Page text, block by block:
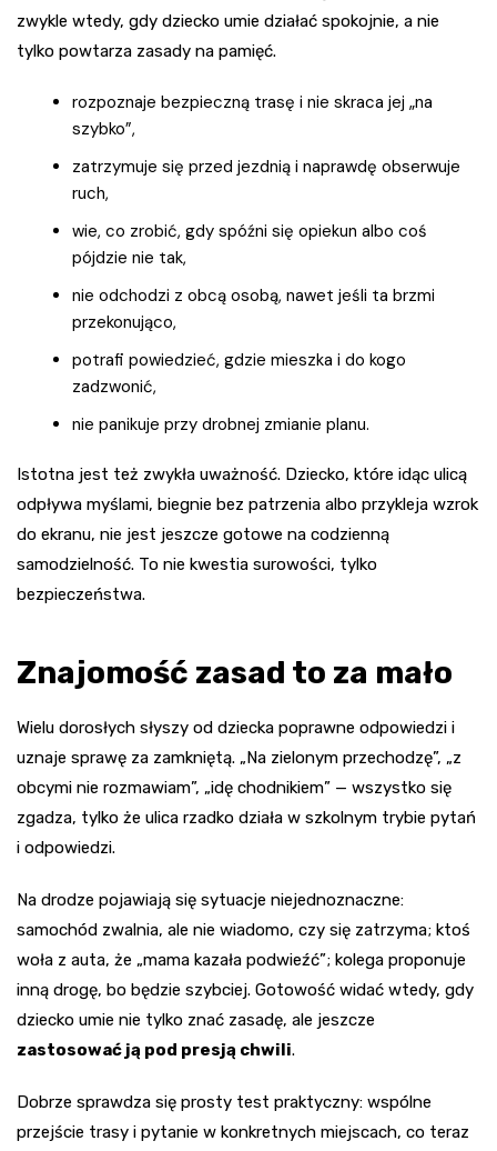
zwykle wtedy, gdy dziecko umie działać spokojnie, a nie
tylko powtarza zasady na pamięć.
rozpoznaje bezpieczną trasę i nie skraca jej „na
szybko”,
zatrzymuje się przed jezdnią i naprawdę obserwuje
ruch,
wie, co zrobić, gdy spóźni się opiekun albo coś
pójdzie nie tak,
nie odchodzi z obcą osobą, nawet jeśli ta brzmi
przekonująco,
potrafi powiedzieć, gdzie mieszka i do kogo
zadzwonić,
nie panikuje przy drobnej zmianie planu.
Istotna jest też zwykła uważność. Dziecko, które idąc ulicą
odpływa myślami, biegnie bez patrzenia albo przykleja wzrok
do ekranu, nie jest jeszcze gotowe na codzienną
samodzielność. To nie kwestia surowości, tylko
bezpieczeństwa.
Znajomość zasad to za mało
Wielu dorosłych słyszy od dziecka poprawne odpowiedzi i
uznaje sprawę za zamkniętą. „Na zielonym przechodzę”, „z
obcymi nie rozmawiam”, „idę chodnikiem” — wszystko się
zgadza, tylko że ulica rzadko działa w szkolnym trybie pytań
i odpowiedzi.
Na drodze pojawiają się sytuacje niejednoznaczne:
samochód zwalnia, ale nie wiadomo, czy się zatrzyma; ktoś
woła z auta, że „mama kazała podwieźć”; kolega proponuje
inną drogę, bo będzie szybciej. Gotowość widać wtedy, gdy
dziecko umie nie tylko znać zasadę, ale jeszcze
zastosować ją pod presją chwili.
Dobrze sprawdza się prosty test praktyczny: wspólne
przejście trasy i pytanie w konkretnych miejscach, co teraz